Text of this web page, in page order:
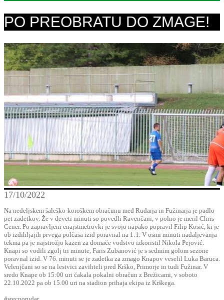
PO PREOBRATU DO ZMAGE!
17/10/2022
Na nedeljskem šaleško-koroškem obračunu med Rudarja in Fužinarja je padlo
pet zadetkov. Že v deveti minuti so povedli Ravenčani, v polno je meril Chris
Cener. Po zapravljeni enajstmetrovki je svojo napako popravil Filip Kosić, ki je
ob izdihljajih prvega polčasa izid poravnal na 1:1. V osmi minuti nadaljevanja
tekma pa je najstrožjo kazen za domače vodstvo izkoristil Nikola Pejović.
Knapi so vodili zgolj tri minute, Faris Zubanović je s sedmim golom sezone
poravnal izid. V 76. minuti se je zadetka za zmago Knapov veselil Luka Baruca.
Velenjčani so se na lestvici zavihteli pred Krško, Primorje in tudi Fužinar. V
sredo Knape ob 15:00 uri čakala pokalni obračun z Brežicami, v soboto
22.10.2022 pa ob 15.00 uri na stadion prihaja ekipa iz Krškega.